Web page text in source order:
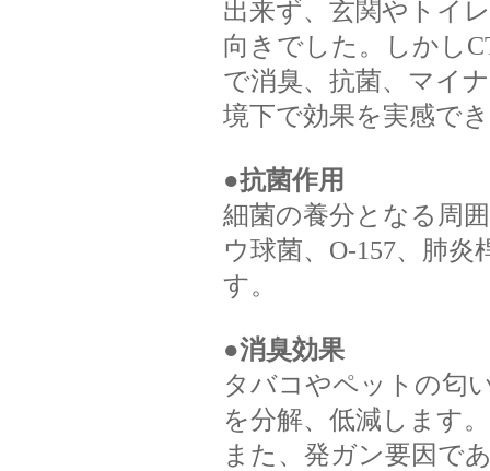
出来ず、玄関やトイ
向きでした。しかし
で消臭、抗菌、マイ
境下で効果を実感で
●抗菌作用
細菌の養分となる周
ウ球菌、O-157、肺
す。
●消臭効果
タバコやペットの匂
を分解、低減します。
また、発ガン要因で